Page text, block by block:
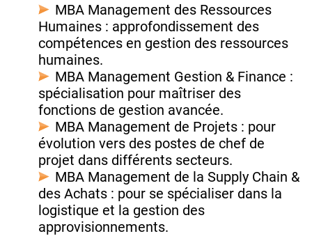
MBA Management des Ressources
Humaines : approfondissement des
compétences en gestion des ressources
humaines.
MBA Management Gestion & Finance :
spécialisation pour maîtriser des
fonctions de gestion avancée.
MBA Management de Projets : pour
évolution vers des postes de chef de
projet dans différents secteurs.
MBA Management de la Supply Chain &
des Achats : pour se spécialiser dans la
logistique et la gestion des
approvisionnements.